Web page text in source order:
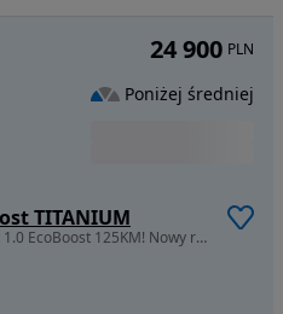
TITANIUM
998 cm3 • 125 KM • Ford EcoSport 1.0 EcoBoost 125KM! Nowy rozrząd! Skóra, Titanium!
24 900 PLN
Poniżej średniej